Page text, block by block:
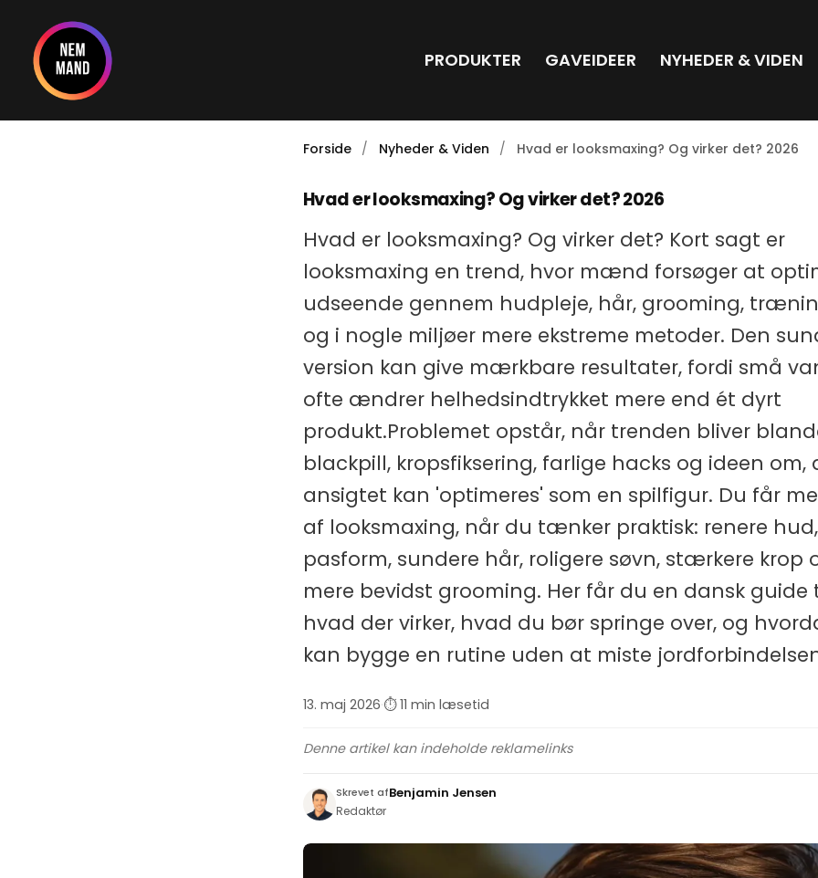
indholdet
PRODUKTER GAVEIDEER NYHEDER & VIDEN
Forside Nyheder & Viden Hvad er looksmaxing? Og virker det? 2026
Hvad er looksmaxing? Og virker det? 2026
Hvad er looksmaxing? Og virker det? Kort sagt er
looksmaxing en trend, hvor mænd forsøger at
udseende gennem hudpleje, hår, grooming,
og i nogle miljøer mere ekstreme metoder. Den
version kan give mærkbare resultater, fordi små
ofte ændrer helhedsindtrykket mere end ét dyrt
produkt.Problemet opstår, når trenden bliver
blackpill, kropsfiksering, farlige hacks og ideen om,
ansigtet kan 'optimeres' som en spilfigur. Du får
af looksmaxing, når du tænker praktisk: renere
pasform, sundere hår, roligere søvn, stærkere krop
mere bevidst grooming. Her får du en dansk guide
hvad der virker, hvad du bør springe over, og
kan bygge en rutine uden at miste
13. maj 2026·⏱ 11 min læsetid
Denne artikel kan indeholde reklamelinks
Skrevet afBenjamin Jensen
Redaktør